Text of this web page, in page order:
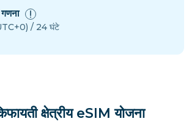
/ 24 घंटे
क्षेत्रीय eSIM योजना